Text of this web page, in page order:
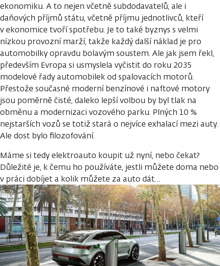
ekonomiku. A to nejen včetně subdodavatelů, ale i
daňových příjmů státu, včetně příjmu jednotlivců, kteří
v ekonomice tvoří spotřebu. Je to také byznys s velmi
nízkou provozní marží, takže každý další náklad je pro
automobilky opravdu bolavým soustem. Ale jak jsem řekl,
především Evropa si usmyslela vyčistit do roku 2035
modelové řady automobilek od spalovacích motorů.
Přestože současné moderní benzínové i naftové motory
jsou poměrně čisté, daleko lepší volbou by byl tlak na
obměnu a modernizaci vozového parku. Plných 10 %
nejstarších vozů se totiž stará o nejvíce exhalací mezi auty.
Ale dost bylo filozofování.
Máme si tedy elektroauto koupit už nyní, nebo čekat?
Důležité je, k čemu ho používáte, jestli můžete doma nebo
v práci dobíjet a kolik můžete za auto dát…